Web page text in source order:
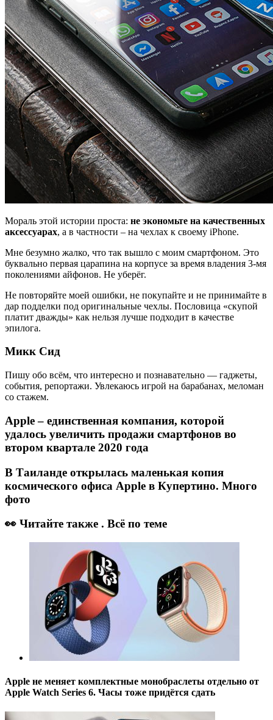
Мораль этой истории проста: не экономьте на качественных
аксессуарах, а в частности – на чехлах к своему iPhone.
Мне безумно жалко, что так вышло с моим смартфоном. Это
буквально первая царапина на корпусе за время владения 3-мя
поколениями айфонов. Не уберёг.
Не повторяйте моей ошибки, не покупайте и не принимайте в
дар подделки под оригинальные чехлы. Пословица «скупой
платит дважды» как нельзя лучше подходит в качестве
эпилога.
Микк Сид
Пишу обо всём, что интересно и познавательно — гаджеты,
события, репортажи. Увлекаюсь игрой на барабанах, меломан
со стажем.
Apple – единственная компания, которой
удалось увеличить продажи смартфонов во
втором квартале 2020 года
В Таиланде открылась маленькая копия
космического офиса Apple в Купертино. Много
фото
👀 Читайте также . Всё по теме
Apple не меняет комплектные монобраслеты отдельно от
Apple Watch Series 6. Часы тоже придётся сдать